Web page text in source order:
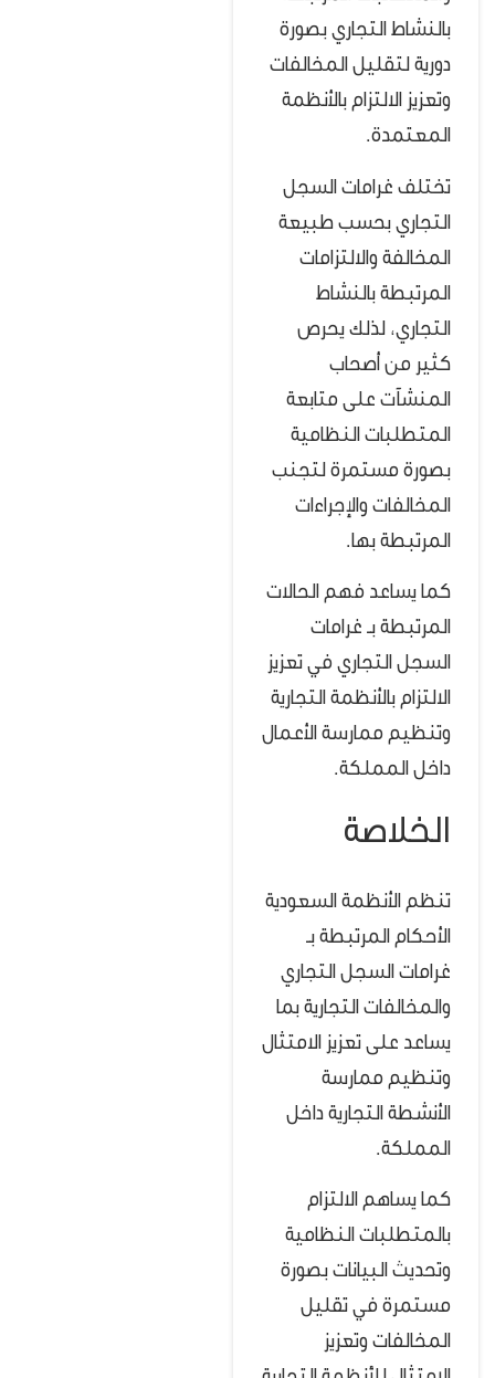
بالنشاط التجاري بصورة
دورية لتقليل المخالفات
وتعزيز الالتزام بالأنظمة
المعتمدة.
تختلف غرامات السجل
التجاري بحسب طبيعة
المخالفة والالتزامات
المرتبطة بالنشاط
التجاري، لذلك يحرص
كثير من أصحاب
المنشآت على متابعة
المتطلبات النظامية
بصورة مستمرة لتجنب
المخالفات والإجراءات
المرتبطة بها.
كما يساعد فهم الحالات
المرتبطة بـ غرامات
السجل التجاري في تعزيز
الالتزام بالأنظمة التجارية
وتنظيم ممارسة الأعمال
داخل المملكة.
الخلاصة
تنظم الأنظمة السعودية
الأحكام المرتبطة بـ
غرامات السجل التجاري
والمخالفات التجارية بما
يساعد على تعزيز الامتثال
وتنظيم ممارسة
الأنشطة التجارية داخل
المملكة.
كما يساهم الالتزام
بالمتطلبات النظامية
وتحديث البيانات بصورة
مستمرة في تقليل
المخالفات وتعزيز